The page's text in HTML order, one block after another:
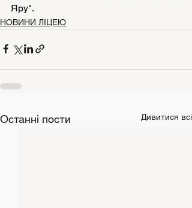
Яру".
НОВИНИ ЛІЦЕЮ
Останні пости Дивитися всі